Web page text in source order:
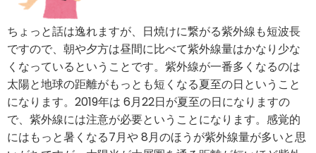
ちょっと話は逸れますが、日焼けに繋がる紫外線も短波長
ですので、朝や夕方は昼間に比べて紫外線量はかなり少な
くなっているということです。紫外線が一番多くなるのは
太陽と地球の距離がもっとも短くなる夏至の日ということ
になります。2019年は 6月22日が夏至の日になりますの
で、紫外線には注意が必要ということになります。感覚的
にはもっと暑くなる7月や 8月のほうが紫外線量が多いと思